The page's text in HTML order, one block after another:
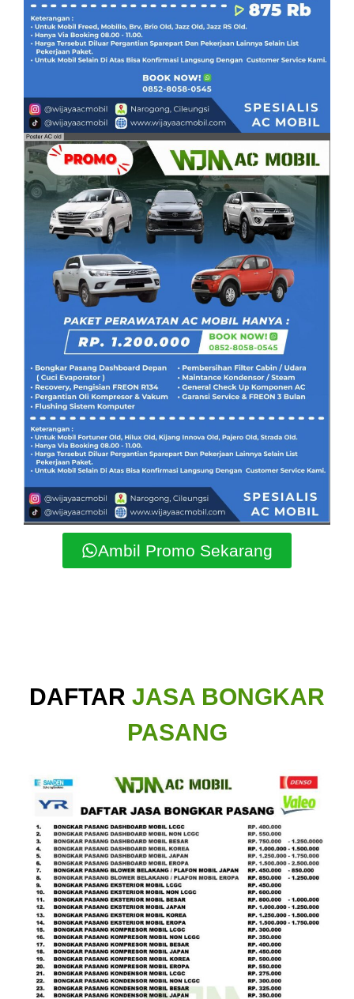
Ambil Promo Sekarang
DAFTAR JASA BONGKAR
PASANG